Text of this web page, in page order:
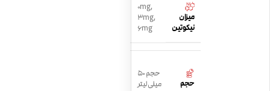
میزان
نیکوتین
0mg,
3mg,
6mg
حجم
حجم 50
میلی لیتر